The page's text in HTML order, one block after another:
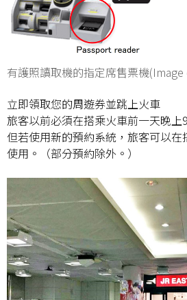
有護照讀取機的指定席售票機
立即領取您的周遊券並跳上火車
旅客以前必須在搭乘火車前一天晚上
但若使用新的預約系統，旅客可以
使用。（部分預約除外。）